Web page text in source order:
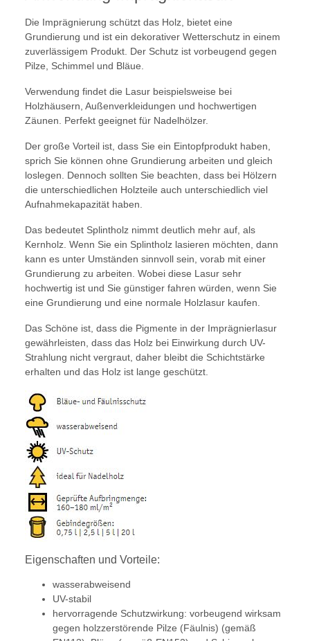
Die Imprägnierung schützt das Holz, bietet eine
Grundierung und ist ein dekorativer Wetterschutz in einem
zuverlässigem Produkt. Der Schutz ist vorbeugend gegen
Pilze, Schimmel und Bläue.
Verwendung findet die Lasur beispielsweise bei
Holzhäusern, Außenverkleidungen und hochwertigen
Zäunen. Perfekt geeignet für Nadelhölzer.
Der große Vorteil ist, dass Sie ein Eintopfprodukt haben,
sprich Sie können ohne Grundierung arbeiten und gleich
loslegen. Dennoch sollten Sie beachten, dass bei Hölzern
die unterschiedlichen Holzteile auch unterschiedlich viel
Aufnahmekapazität haben.
Das bedeutet Splintholz nimmt deutlich mehr auf, als
Kernholz. Wenn Sie ein Splintholz lasieren möchten, dann
kann es unter Umständen sinnvoll sein, vorab mit einer
Grundierung zu arbeiten. Wobei diese Lasur sehr
hochwertig ist und Sie günstiger fahren würden, wenn Sie
eine Grundierung und eine normale Holzlasur kaufen.
Das Schöne ist, dass die Pigmente in der Imprägnierlasur
gewährleisten, dass das Holz bei Einwirkung durch UV-
Strahlung nicht vergraut, daher bleibt die Schichtstärke
erhalten und das Holz ist lange geschützt.
Eigenschaften und Vorteile:
wasserabweisend
UV-stabil
hervorragende Schutzwirkung: vorbeugend wirksam
gegen holzzerstörende Pilze (Fäulnis) (gemäß